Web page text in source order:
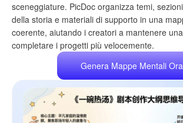
sceneggiature. PicDoc organizza temi,
della storia e materiali di supporto in una
coerente, aiutando i creatori a mantenere
completare i progetti più velocemente.
Genera Mappe Mentali Ora